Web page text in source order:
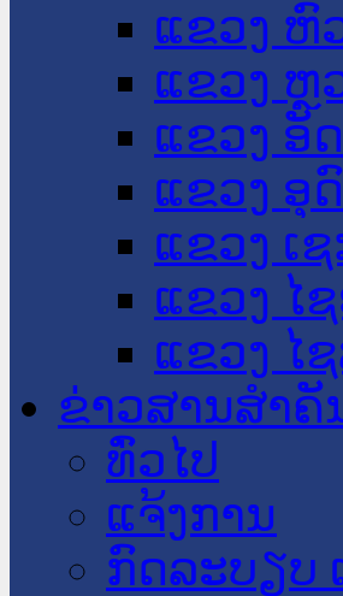
ແຂວງ ຫົ
ແຂວງ ຫຼ
ແຂວງ ອັ
ແຂວງ ອຸ
ແຂວງ ເ
ແຂວງ ໄ
ແຂວງ ໄ
ຂ່າວສານສໍາຄັ
​ທົ່ວ​ໄປ
ແຈ້ງການ
ກົດລະບຽບ